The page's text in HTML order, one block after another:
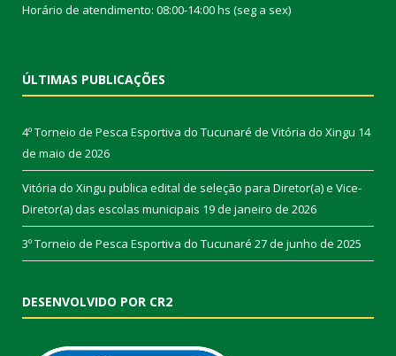
Horário de atendimento: 08:00-14:00 hs (seg a sex)
ÚLTIMAS PUBLICAÇÕES
4º Torneio de Pesca Esportiva do Tucunaré de Vitória do Xingu 14
de maio de 2026
Vitória do Xingu publica edital de seleção para Diretor(a) e Vice-
Diretor(a) das escolas municipais 19 de janeiro de 2026
3º Torneio de Pesca Esportiva do Tucunaré 27 de junho de 2025
DESENVOLVIDO POR CR2